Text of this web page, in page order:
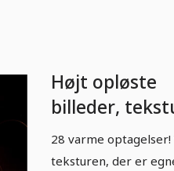
Højt opløste
billeder,
overlays:
Ild &
28 varme
teksturen, der er